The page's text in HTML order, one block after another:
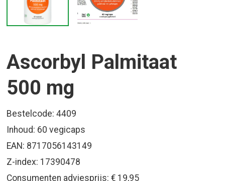
Ascorbyl Palmitaat
500 mg
Bestelcode: 4409
Inhoud: 60 vegicaps
EAN: 8717056143149
Z-index: 17390478
Consumenten adviesprijs: € 19,95